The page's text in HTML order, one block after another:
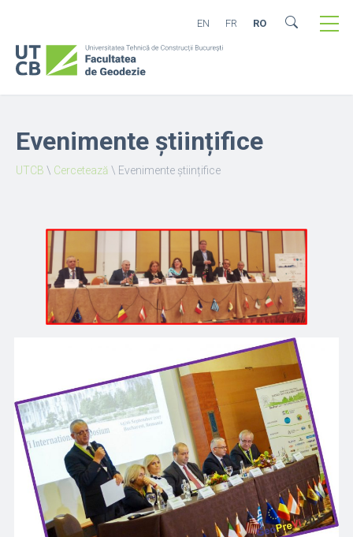
EN FR RO
Evenimente științifice
UTCB \ Cercetează \ Evenimente științifice